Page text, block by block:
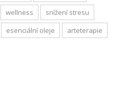
wellness
snížení stresu
esenciální oleje arteterapie